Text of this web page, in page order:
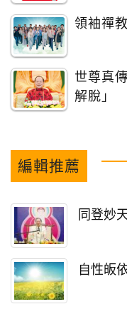
領袖禪
世尊真
解脫」
編輯推薦
同登妙
自性皈